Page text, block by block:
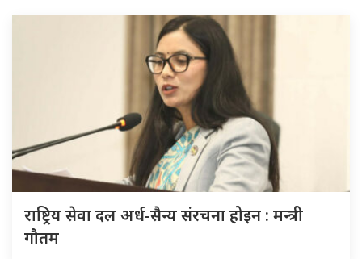
राष्ट्रिय सेवा दल अर्ध-सैन्य संरचना होइन : मन्त्री
गौतम